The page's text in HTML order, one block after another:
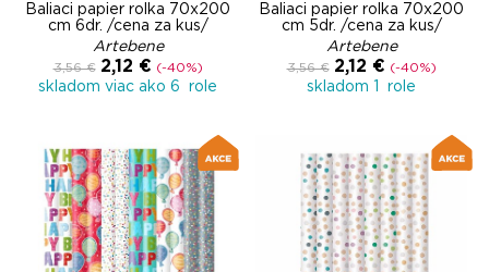
Baliaci papier rolka 70x200
cm 6dr. /cena za kus/
Artebene
3,56 € 2,12 € (-40%)
skladom viac ako 6 role
Baliaci papier rolka 70x200
cm 5dr. /cena za kus/
Artebene
3,56 € 2,12 € (-40%)
skladom 1 role